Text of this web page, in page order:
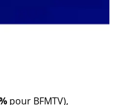
pour BFMTV),